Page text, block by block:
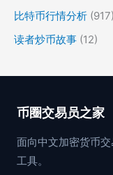
比特币行情分析 (917)
读者炒币故事 (12)
币圈交易员之家
面向中文加密货币
工具。